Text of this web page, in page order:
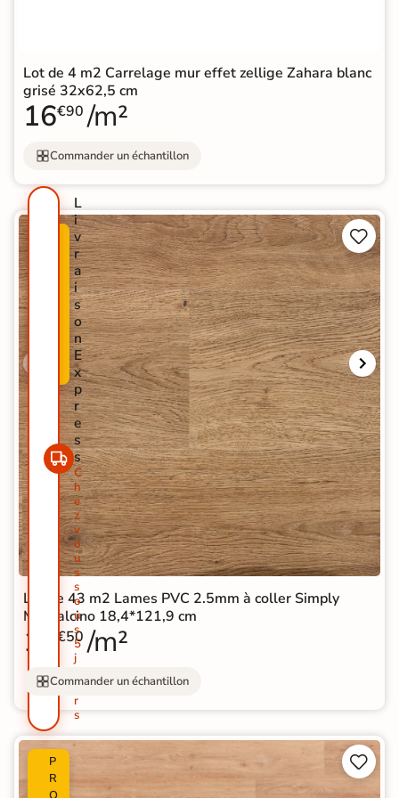
Lot de 4 m2 Carrelage mur effet zellige Zahara blanc
grisé 32x62,5 cm
16€90 /m²
Commander un échantillon


Lot de 43 m2 Lames PVC 2.5mm à coller Simply
Montalcino 18,4*121,9 cm
11 €50 /m²
Commander un échantillon
L
i
v
r
a
i
s
o
n
E
x
p
r
e
s
s
C
h
e
z
v
o
u
s
s
o
u
s
5
j
u
r
s
P
R

